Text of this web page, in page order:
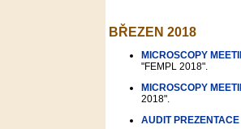
BŘEZEN 2018
MICROSCOPY
"FEMPL 2018".
MICROSCOPY
2018".
AUDIT PREZENTACE